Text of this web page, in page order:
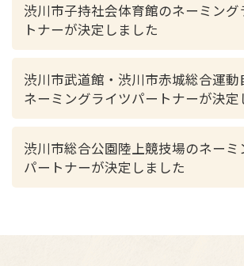
渋川市子持社会体育館のネーミング
トナーが決定しました
渋川市武道館・渋川市赤城総合運動
ネーミングライツパートナーが決定
渋川市総合公園陸上競技場のネーミ
パートナーが決定しました